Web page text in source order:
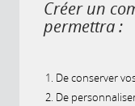
Créer un
permettra :
De conserver
De